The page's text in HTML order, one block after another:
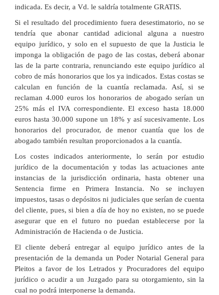
indicada. Es decir, a Vd. le saldría totalmente GRATIS.
Si el resultado del procedimiento fuera desestimatorio, no se
tendría que abonar cantidad adicional alguna a nuestro
equipo jurídico, y solo en el supuesto de que la Justicia le
imponga la obligación de pago de las costas, deberá abonar
las de la parte contraria, renunciando este equipo jurídico al
cobro de más honorarios que los ya indicados. Estas costas se
calculan en función de la cuantía reclamada. Así, si se
reclaman 4.000 euros los honorarios de abogado serían un
25% más el IVA correspondiente. El exceso hasta 18.000
euros hasta 30.000 supone un 18% y así sucesivamente. Los
honorarios del procurador, de menor cuantía que los de
abogado también resultan proporcionados a la cuantía.
Los costes indicados anteriormente, lo serán por estudio
jurídico de la documentación y todas las actuaciones ante
instancias de la jurisdicción ordinaria, hasta obtener una
Sentencia firme en Primera Instancia. No se incluyen
impuestos, tasas o depósitos ni judiciales que serían de cuenta
del cliente, pues, si bien a día de hoy no existen, no se puede
asegurar que en el futuro no puedan establecerse por la
Administración de Hacienda o de Justicia.
El cliente deberá entregar al equipo jurídico antes de la
presentación de la demanda un Poder Notarial General para
Pleitos a favor de los Letrados y Procuradores del equipo
jurídico o acudir a un Juzgado para su otorgamiento, sin la
cual no podrá interponerse la demanda.